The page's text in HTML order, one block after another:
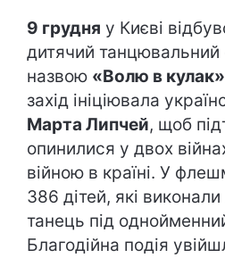
9 грудня у Києві
дитячий
назвою «Волю в кулак»
захід ініціювала
Марта Липчей, щоб
опинилися у двох
війною в країні. У
386 дітей, які
танець під
Благодійна подія